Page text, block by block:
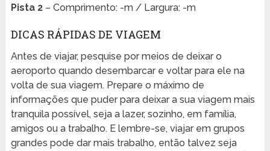
Pista 2– Comprimento: -m / Largura: -m
DICAS RÁPIDAS DE VIAGEM
Antes de viajar, pesquise por meios de deixar o
aeroporto quando desembarcar e voltar para ele na
volta de sua viagem. Prepare o máximo de
informações que puder para deixar a sua viagem mais
tranquila possível, seja a lazer, sozinho, em família,
amigos ou a trabalho. E lembre-se, viajar em grupos
grandes pode dar mais trabalho, então talvez seja